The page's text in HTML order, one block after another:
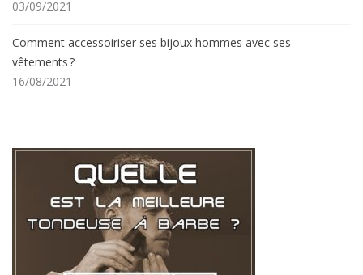
03/09/2021
Comment accessoiriser ses bijoux hommes avec ses
vêtements ?
16/08/2021